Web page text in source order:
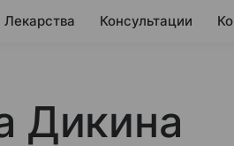
Лекарства Консультации
Дикина